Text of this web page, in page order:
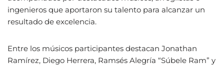
ingenieros que aportaron su talento para alcanzar un
resultado de excelencia.
Entre los músicos participantes destacan Jonathan
Ramírez, Diego Herrera, Ramsés Alegría “Súbele Ram” y